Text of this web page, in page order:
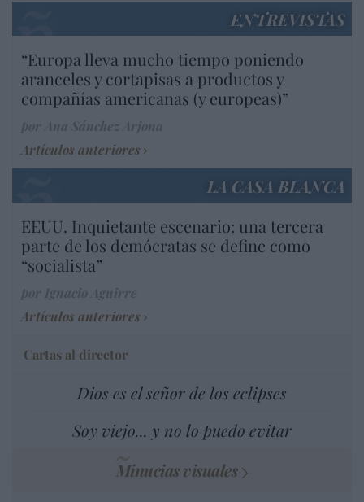
ENTREVISTAS
“Europa lleva mucho tiempo poniendo
aranceles y cortapisas a productos y
compañías americanas (y europeas)”
Artículos anteriores
LA CASA BLANCA
EEUU. Inquietante escenario: una tercera
parte de los demócratas se define como
“socialista”
Artículos anteriores
Cartas al director
Dios es el señor de los eclipses
Soy viejo... y no lo puedo evitar
Minucias visuales